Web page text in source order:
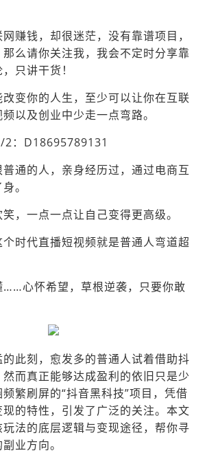
赚钱，却很迷茫，没有靠谱项目，
么请你关注我，我会不定时分享靠
只讲干货！
变你的人生，至少可以让你在互联
以及创业中少走一点弯路。
：D18695789131
通的人，亲身经历过，通过电商互
。
，一点一点让自己变得更高级。
时代直播短视频就是普通人弯道超
……心怀希望，草根逆袭，只要你敢
此刻，愈发多的普通人试着借助抖
而真正能够达成盈利的依旧只是少
繁刷屏的“抖音黑科技”项目，凭借
的特性，引发了广泛的关注。本文
法的底层逻辑与变现途径，帮你寻
业方向。